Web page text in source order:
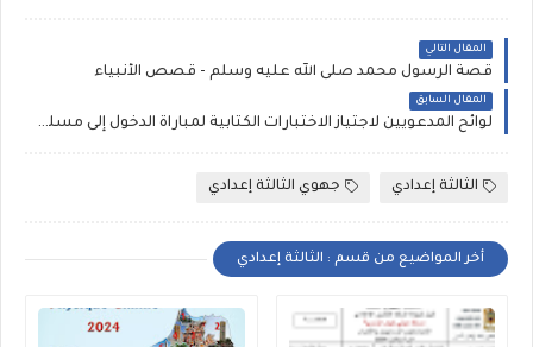
المقال التالي
قصة الرسول محمد صلى الله عليه وسلم - قصص الأنبياء
المقال السابق
لوائح المدعويين لاجتياز الاختبارات الكتابية لمباراة الدخول إلى مسلك المفتشين التربوين يونيو 2023 (معدل) سوس ماسة
الثالثة إعدادي جهوي الثالثة إعدادي
أخر المواضيع من قسم : الثالثة إعدادي